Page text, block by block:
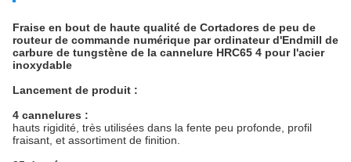
Fraise en bout de haute qualité de Cortadores de peu de
routeur de commande numérique par ordinateur d'Endmill de
carbure de tungstène de la cannelure HRC65 4 pour l'acier
inoxydable
Lancement de produit :
4 cannelures :
hauts rigidité, très utilisées dans la fente peu profonde, profil
fraisant, et assortiment de finition.